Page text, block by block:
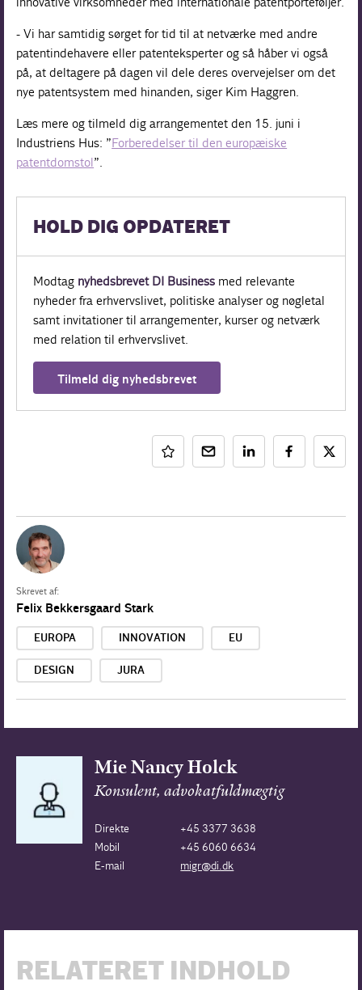
- Vi har samtidig sørget for tid til at netværke med andre
patentindehavere eller patenteksperter og så håber vi også
på, at deltagere på dagen vil dele deres overvejelser om det
nye patentsystem med hinanden, siger Kim Haggren.
Læs mere og tilmeld dig arrangementet den 15. juni i
Industriens Hus: ”Forberedelser til den europæiske
patentdomstol”.
HOLD DIG OPDATERET
Modtag nyhedsbrevet DI Business med relevante
nyheder fra erhvervslivet, politiske analyser og nøgletal
samt invitationer til arrangementer, kurser og netværk
med relation til erhvervslivet.
Tilmeld dig nyhedsbrevet
Skrevet af:
Felix Bekkersgaard Stark
EUROPA INNOVATION EU
DESIGN JURA
Mie Nancy Holck
Konsulent, advokatfuldmægtig
Direkte
+45 3377 3638
Mobil
+45 6060 6634
E-mail
migr@di.dk
RELATERET INDHOLD